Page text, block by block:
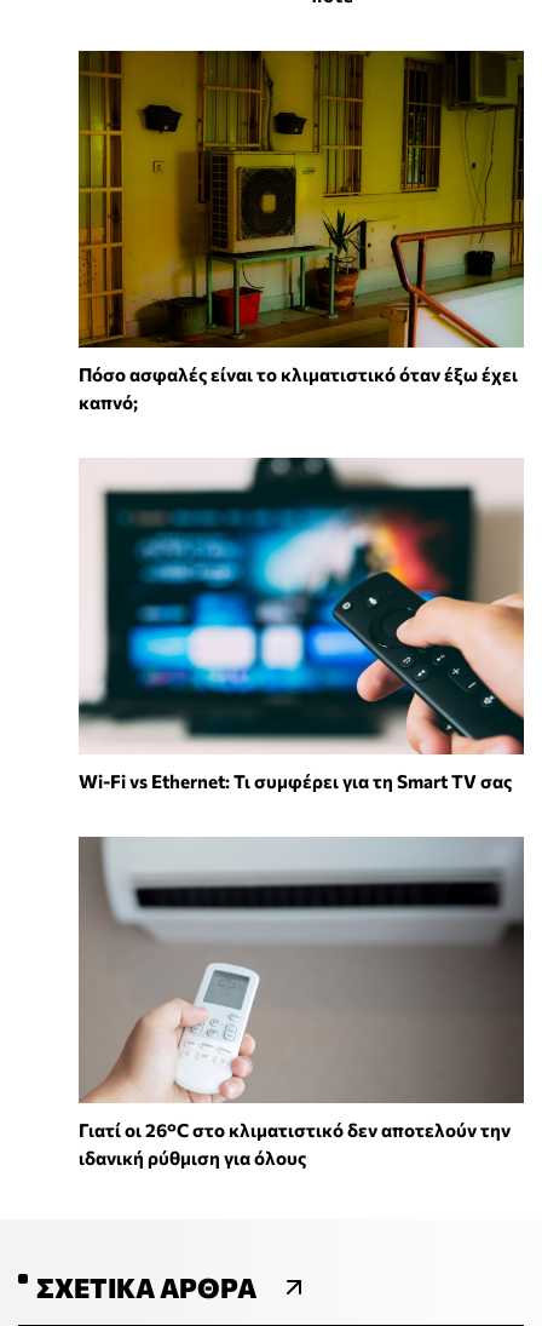
Πόσο ασφαλές είναι το κλιματιστικό όταν έξω έχει
καπνό;
Wi-Fi vs Ethernet: Τι συμφέρει για τη Smart TV σας
Γιατί οι 26°C στο κλιματιστικό δεν αποτελούν την
ιδανική ρύθμιση για όλους
ΣΧΕΤΙΚΆ ΆΡΘΡΑ